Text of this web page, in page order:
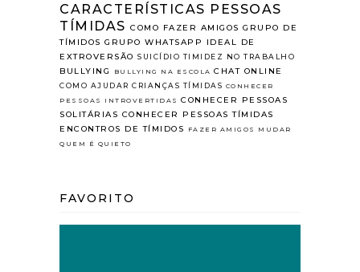
CARACTERÍSTICAS PESSOAS
TÍMIDAS COMO FAZER AMIGOS GRUPO DE
TÍMIDOS GRUPO WHATSAPP
IDEAL DE
EXTROVERSÃO SUICÍDIO TIMIDEZ NO TRABALHO
BULLYING BULLYING NA ESCOLA CHAT ONLINE
COMO AJUDAR CRIANÇAS TÍMIDAS CONHECER
PESSOAS INTROVERTIDAS CONHECER PESSOAS
SOLITÁRIAS CONHECER PESSOAS TÍMIDAS
ENCONTROS DE TÍMIDOS
FAZER AMIGOS
MUDAR
QUEM É QUIETO
FAVORITO